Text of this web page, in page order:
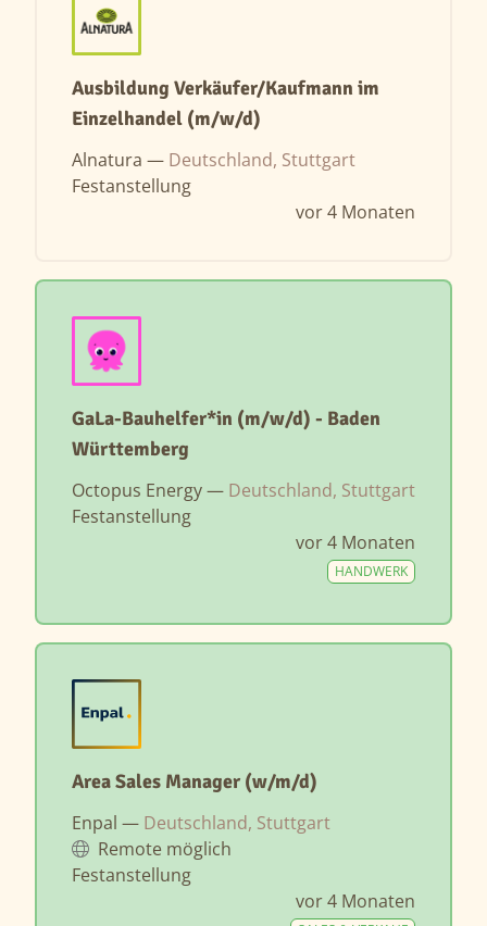
Ausbildung Verkäufer/Kaufmann im
Einzelhandel (m/w/d)
Alnatura — Deutschland, Stuttgart
Festanstellung
vor 4 Monaten
GaLa-Bauhelfer*in (m/w/d) - Baden
Württemberg
Octopus Energy — Deutschland, Stuttgart
Festanstellung
vor 4 Monaten
HANDWERK
Area Sales Manager (w/m/d)
Enpal — Deutschland, Stuttgart
Remote möglich
Festanstellung
vor 4 Monaten